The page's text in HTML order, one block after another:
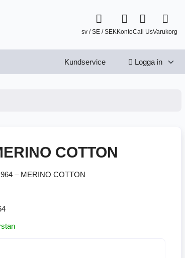
sv / SE / SEKKontoCall UsVarukorg
Kundservice Logga in
COTTON
– MERINO COTTON